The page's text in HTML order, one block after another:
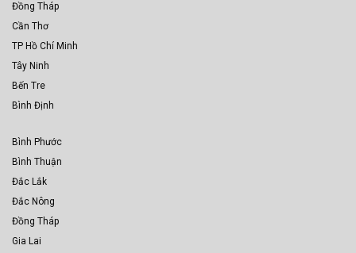
Đồng Tháp
Cần Thơ
TP Hồ Chí Minh
Tây Ninh
Bến Tre
Bình Định
Bình Phước
Bình Thuận
Đắc Lắk
Đắc Nông
Đồng Tháp
Gia Lai